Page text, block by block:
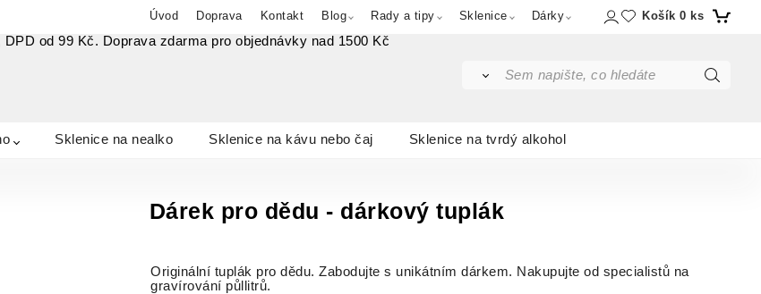
Úvod Doprava Kontakt Blog Rady a tipy Sklenice Dárky Košík 0 ks
DPD od 99 Kč. Doprava zdarma pro objednávky nad 1500 Kč
Sklenice na nealko Sklenice na kávu nebo čaj Sklenice na tvrdý alkohol
Dárek pro dědu - dárkový tuplák
Originální tuplák pro dědu. Zabodujte s unikátním dárkem. Nakupujte od specialistů na
gravírování půllitrů.